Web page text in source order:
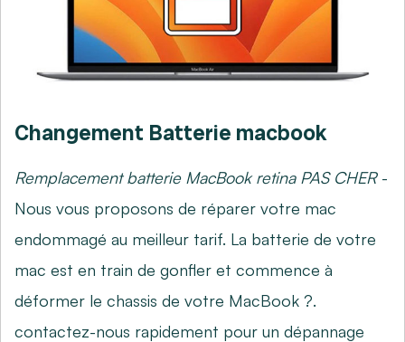
Changement Batterie macbook
Remplacement batterie MacBook retina PAS CHER -
Nous vous proposons de réparer votre mac
endommagé au meilleur tarif. La batterie de votre
mac est en train de gonfler et commence à
déformer le chassis de votre MacBook ?.
contactez-nous rapidement pour un dépannage